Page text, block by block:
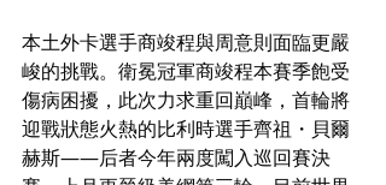
本土外卡選手商竣程與周意則面臨更嚴
峻的挑戰。衛冕冠軍商竣程本賽季飽受
傷病困擾，此次力求重回巔峰，首輪將
迎戰狀態火熱的比利時選手齊祖・貝爾
赫斯——后者今年兩度闖入巡回賽決